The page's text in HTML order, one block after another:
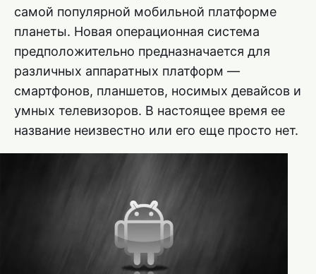
самой популярной мобильной платформе
планеты. Новая операционная система
предположительно предназначается для
различных аппаратных платформ —
смартфонов, планшетов, носимых девайсов и
умных телевизоров. В настоящее время ее
название неизвестно или его еще просто нет.